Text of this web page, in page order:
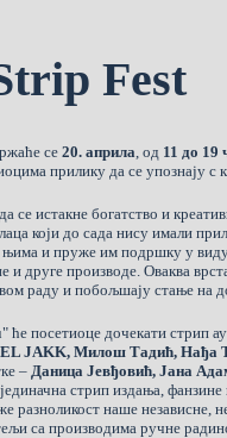
Fest
се20. априла , од 11 до 19
прилику да се упознају с
се истакне богатство и
који до сада нису имали
њима и пруже им подршку у
и друге производе. Оваква
раду и побољшају стање на
ће посетиоце дочекати стрип
EL JAKK, Милош Тадић,
– Даница Јевђовић, Јана
стрип издања,
разноликост наше независне,
са производима ручне